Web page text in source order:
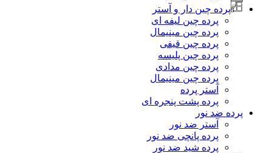
چین دار و آستر
پرده چین لیفه ای
پرده چین مینیمال
پرده چین قیفی
پرده چین پلیسه
پرده چین مدادی
پرده چین مینیمال
آستر پرده
پرده پشت پنجره ای
ضد نور
آستر ضد نور
پرده پانچی ضد نور
پرده شید ضد نور